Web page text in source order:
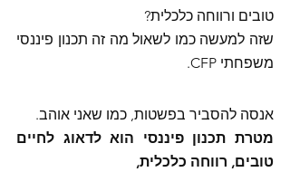
טובים ורווחה כלכלית?
משפחתי CFP.
אנסה להסביר בפשטות, כמו שאני אוהב.
טובים, רווחה כלכלית,